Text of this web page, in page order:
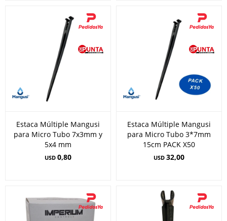
Estaca Múltiple Mangusi
para Micro Tubo 7x3mm y
5x4 mm
USD 0,80
Estaca Múltiple Mangusi
para Micro Tubo 3*7mm
15cm PACK X50
USD 32,00